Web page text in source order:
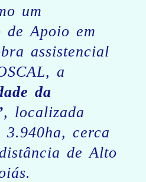
um
de Apoio em
assistencial
a
da
, localizada
3.940ha, cerca
de Alto